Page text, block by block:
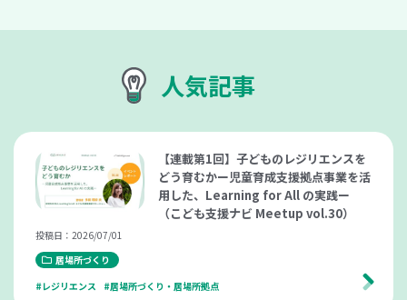
人気記事
【連載第1回】子どものレジリエンスを
どう育むかー児童育成支援拠点事業を活
用した、Learning for All の実践ー
（こども支援ナビ Meetup vol.30）
投稿日：2026/07/01
居場所づくり
#レジリエンス
#居場所づくり・居場所拠点